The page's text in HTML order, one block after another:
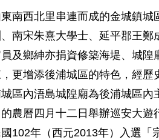
南西北里串連而成的金城鎮
南宋朱熹大學士、延平郡王
及鄉紳亦捐資修築海堤、城
更增添後浦城區的特色，經
區內浯島城隍廟為後浦城區
農曆四月十二日舉辦巡安大
102年（西元2013年）入選「